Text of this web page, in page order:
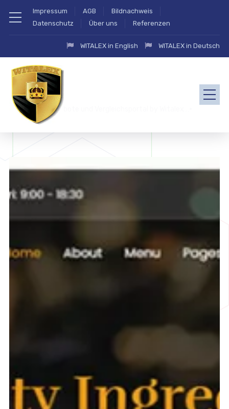
Impressum AGB
Bildnachweis
Datenschutz
Über uns Referenzen
WITALEX in English WITALEX in Deutsch
zahlung.eu Angebote und Vergleichsportal by Witalex